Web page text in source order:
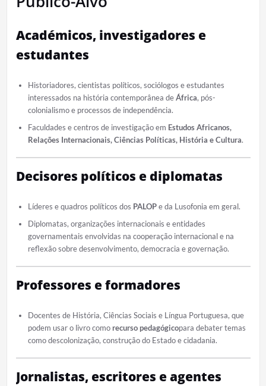
Académicos, investigadores e
estudantes
Historiadores, cientistas políticos, sociólogos e estudantes
interessados na história contemporânea deÁfrica, pós-
colonialismo e processos de independência.
Faculdades e centros de investigação em Estudos Africanos,
Relações Internacionais, Ciências Políticas, História e Cultura.
Decisores políticos e diplomatas
Líderes e quadros políticos dos PALOPe da Lusofonia em geral.
Diplomatas, organizações internacionais e entidades
governamentais envolvidas na cooperação internacional e na
reflexão sobre desenvolvimento, democracia e governação.
Professores e formadores
Docentes de História, Ciências Sociais e Língua Portuguesa, que
podem usar o livro como recurso pedagógicopara debater temas
como descolonização, construção do Estado e cidadania.
Jornalistas, escritores e agentes